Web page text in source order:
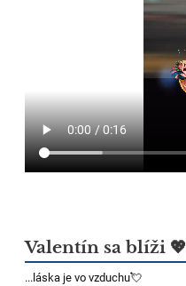
Valentín sa blíži 💖
...láska je vo vzduchu💘